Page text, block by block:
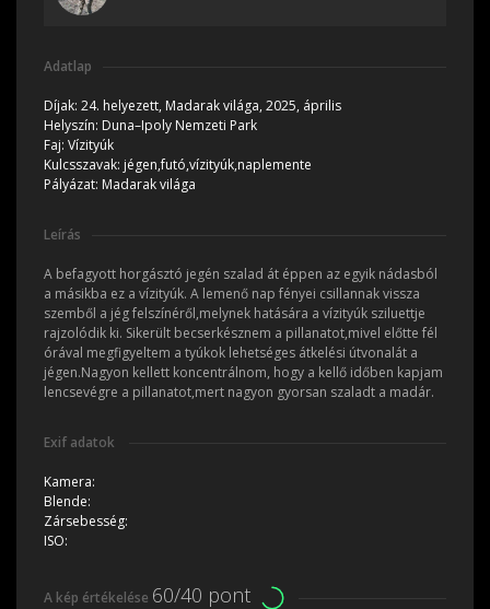
Adatlap
Díjak: 24. helyezett, Madarak világa, 2025, április
Helyszín: Duna–Ipoly Nemzeti Park
Faj: Vízityúk
Kulcsszavak: jégen,futó,vízityúk,naplemente
Pályázat: Madarak világa
Leírás
A befagyott horgásztó jegén szalad át éppen az egyik nádasból
a másikba ez a vízityúk. A lemenő nap fényei csillannak vissza
szemből a jég felszínéről,melynek hatására a vízityúk sziluettje
rajzolódik ki. Sikerült becserkésznem a pillanatot,mivel előtte fél
órával megfigyeltem a tyúkok lehetséges átkelési útvonalát a
jégen.Nagyon kellett koncentrálnom, hogy a kellő időben kapjam
lencsevégre a pillanatot,mert nagyon gyorsan szaladt a madár.
Exif adatok
Kamera:
Blende:
Zársebesség:
ISO:
A kép értékelése 60/40 pont